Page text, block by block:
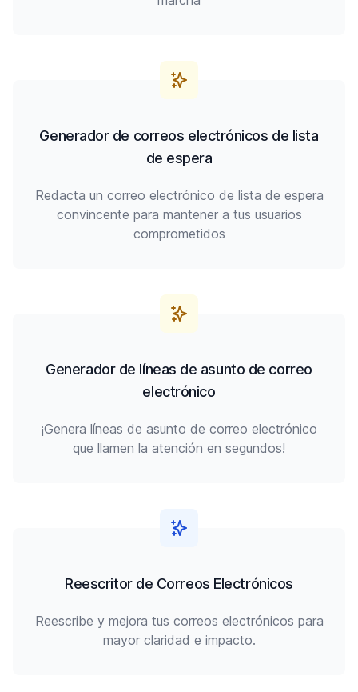
Generador de correos electrónicos de lista
de espera
Redacta un correo electrónico de lista de espera
convincente para mantener a tus usuarios
comprometidos
Generador de líneas de asunto de correo
electrónico
¡Genera líneas de asunto de correo electrónico
que llamen la atención en segundos!
Reescritor de Correos Electrónicos
Reescribe y mejora tus correos electrónicos para
mayor claridad e impacto.